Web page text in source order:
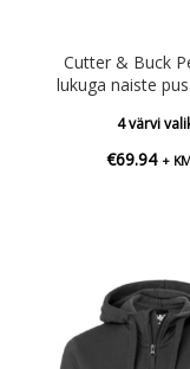
Cutter & Buck
lukuga naiste
4 värvi
€69.94 +